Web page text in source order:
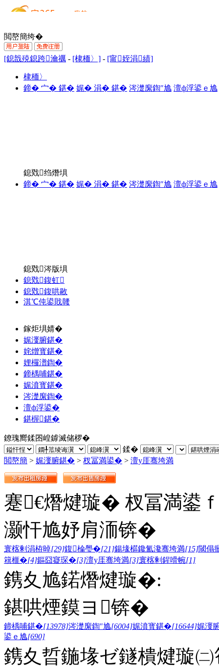
閲嶅簡绔�
[鎴戠殑鎴跨瀹禲 - [棣栭〉] - [甯姪涓績]
棣栭〉
鍗� 宀� 鍖� 娓� 涓� 鍖� 涔濋緳鍧″尯 澶ф浮鍙ｅ尯
鎴戣绉熸埧
鍗� 宀� 鍖� 娓� 涓� 鍖� 涔濋緳鍧″尯 澶ф浮鍙ｅ尯
鎴戣涔版埧
鎴戣鍑虹
鎴戣鍑哄敭
淇℃伅鍙戝竷
鎵炬埧婧�
娓濅腑鍖�
姹熷寳鍖�
娌欏潽鍧�
鍗楀哺鍖�
娓濆寳鍖�
涔濋緳鍧�
澶ф浮鍙�
鍖楃鍖�
鐐瑰嚮鍒囨崲鎼滅储椤�
鍒�
閲嶅簡 > 娓濅腑鍖� > 杈冨満鍙� > 澶у厓骞垮満
蹇€熸煡璇� 杈冨満鍙
灏忓尯妤肩洏锛�
寰楁剰涓栫晫[29]鍑棆璺�[21]鍚堟櫙鑱氳瀺骞垮満[15]閾傝
簯榧�[4]鏂囧寲琛�[3]澶у厓骞垮満[3]寰楁剰鍟嗗帵[1]
鎸夊尯鍩熸煡璇�:
鍖哄煙鏌ヨ锛�
鍗楀哺鍖�[13978]涔濋緳鍧″尯[6004]娓濆寳鍖�[16644]娓濅
鍙ｅ尯[690]
鎸夊晢鍦堟ゼ鐩樻煡璇